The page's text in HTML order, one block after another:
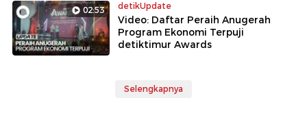
02:53 detikUpdate
Video: Daftar Peraih Anugerah
Program Ekonomi Terpuji
detiktimur Awards
Selengkapnya